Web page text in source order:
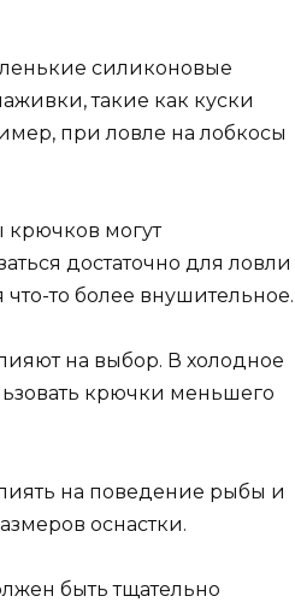
силиконовые
такие как куски
при ловле на лобкосы
крючков могут
достаточно для ловли
то более внушительное.
на выбор. В холодное
крючки меньшего
на поведение рыбы и
оснастки.
быть тщательно